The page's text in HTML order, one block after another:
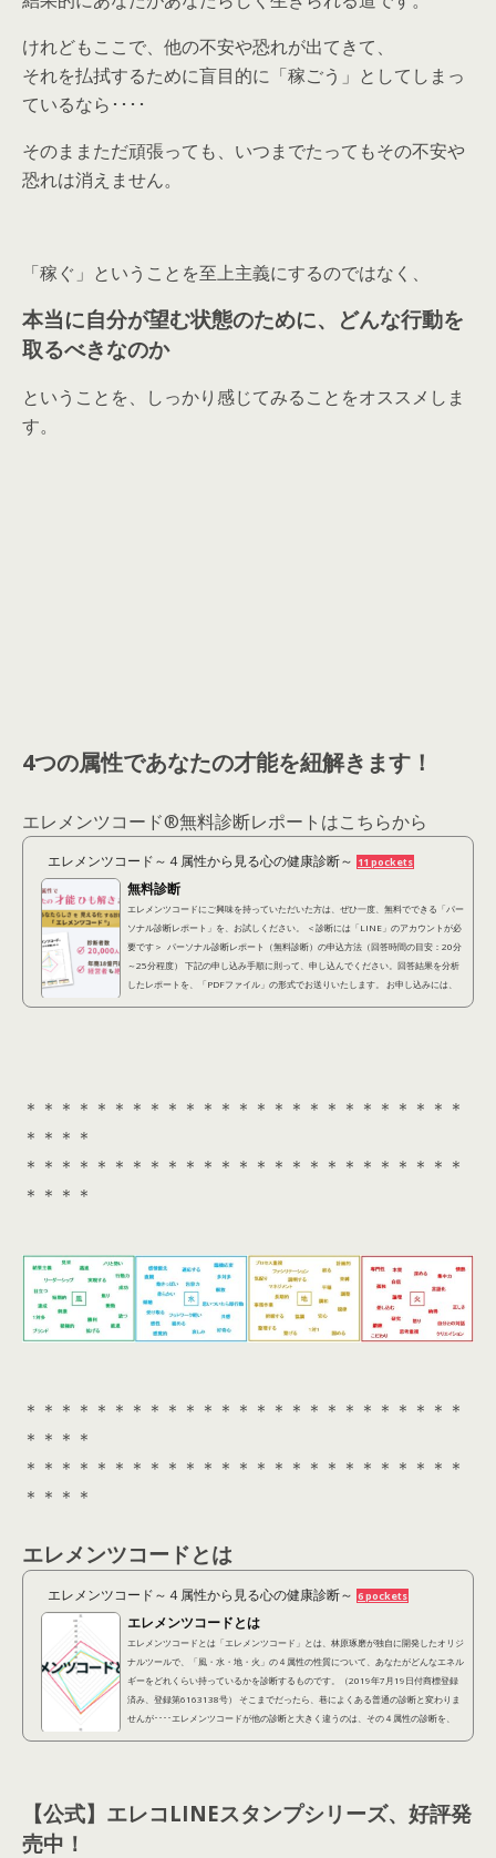
けれどもここで、他の不安や恐れが出てきて、
それを払拭するために盲目的に「稼ごう」としてしまっ
ているなら････
そのままただ頑張っても、いつまでたってもその不安や
恐れは消えません。
「稼ぐ」ということを至上主義にするのではなく、
本当に自分が望む状態のために、どんな行動を
取るべきなのか
ということを、しっかり感じてみることをオススメしま
す。
4つの属性であなたの才能を紐解きます！
エレメンツコード®︎無料診断レポートはこちらから
エレメンツコード～４属性から見る心の健康診断～ 11 pockets
無料診断
エレメンツコードにご興味を持っていただいた方は、ぜひ一度、無料でできる「パー
ソナル診断レポート」を、お試しください。 ＜診断には「LINE」のアカウントが必
要です＞ パーソナル診断レポート（無料診断）の申込方法（回答時間の目安：20分
～25分程度） 下記の申し込み手順に則って、申し込んでください。回答結果を分析
したレポートを、「PDFファイル」の形式でお送りいたします。 お申し込みには、
＊＊＊＊＊＊＊＊＊＊＊＊＊＊＊＊＊＊＊＊＊＊＊＊＊
＊＊＊＊
＊＊＊＊＊＊＊＊＊＊＊＊＊＊＊＊＊＊＊＊＊＊＊＊＊
＊＊＊＊
＊＊＊＊＊＊＊＊＊＊＊＊＊＊＊＊＊＊＊＊＊＊＊＊＊
＊＊＊＊
＊＊＊＊＊＊＊＊＊＊＊＊＊＊＊＊＊＊＊＊＊＊＊＊＊
＊＊＊＊
エレメンツコードとは
エレメンツコード～４属性から見る心の健康診断～ 6 pockets
エレメンツコードとは
エレメンツコードとは「エレメンツコード」とは、林原琢磨が独自に開発したオリジ
ナルツールで、「風・水・地・火」の４属性の性質について、あなたがどんなエネル
ギーをどれくらい持っているかを診断するものです。（2019年7月19日付商標登録
済み、登録第6163138号） そこまでだったら、巷によくある普通の診断と変わりま
せんが････エレメンツコードが他の診断と大きく違うのは、その４属性の診断を、
【公式】エレコLINEスタンプシリーズ、好評発
売中！